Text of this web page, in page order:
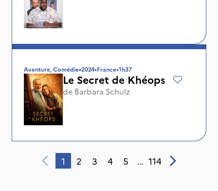
Aventure, Comédie•2024•France•1h37
Le Secret de Khéops
de Barbara Schulz
1 2 3 4 5 ... 114